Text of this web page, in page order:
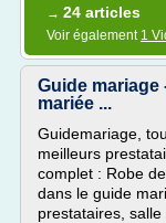
→ 24 articles
Voir également 1
Guide mariage
mariée ...
Guidemariage,
meilleurs
complet : Robe
dans le guide
prestataires,